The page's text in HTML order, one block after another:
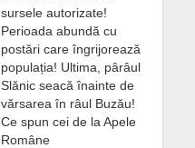
sursele autorizate!
Perioada abundă cu
postări care îngrijorează
populația! Ultima, pârâul
Slănic seacă înainte de
vărsarea în râul Buzău!
Ce spun cei de la Apele
Române